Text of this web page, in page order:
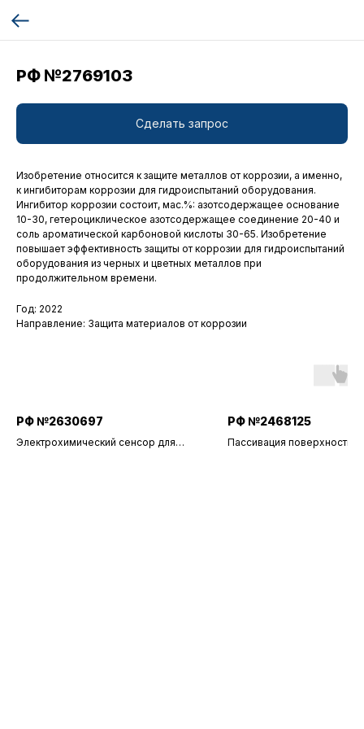
РФ №2769103
Сделать запрос
Изобретение относится к защите металлов от коррозии, а именно,
к ингибиторам коррозии для гидроиспытаний оборудования.
Ингибитор коррозии состоит, мас.%: азотсодержащее основание
10-30, гетероциклическое азотсодержащее соединение 20-40 и
соль ароматической карбоновой кислоты 30-65. Изобретение
повышает эффективность защиты от коррозии для гидроиспытаний
оборудования из черных и цветных металлов при
продолжительном времени.
Год: 2022
Направление: Защита материалов от коррозии
РФ №2630697
Электрохимический сенсор для
РФ №2468125
Пассивация поверхности